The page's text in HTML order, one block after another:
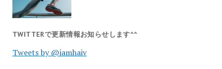
TWITTERで更新情報お知らせします^^
Tweets by @iamhaiv